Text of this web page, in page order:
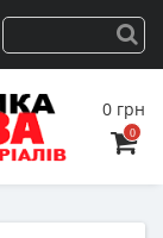
0 грн
0